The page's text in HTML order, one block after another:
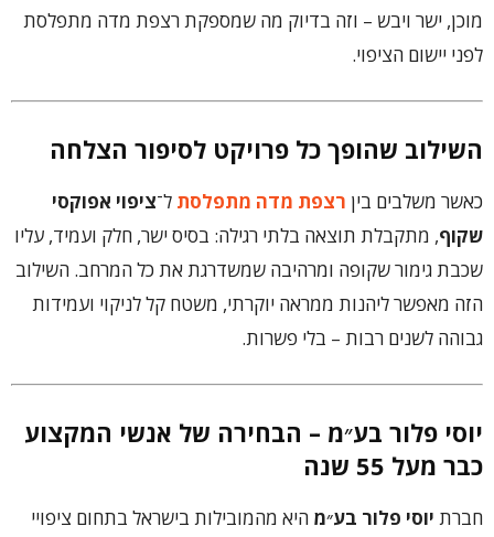
מוכן, ישר ויבש – וזה בדיוק מה שמספקת רצפת מדה מתפלסת
לפני יישום הציפוי.
השילוב שהופך כל פרויקט לסיפור הצלחה
כאשר משלבים בין רצפת מדה מתפלסת ל־ציפוי אפוקסי
שקוף, מתקבלת תוצאה בלתי רגילה: בסיס ישר, חלק ועמיד, עליו
שכבת גימור שקופה ומרהיבה שמשדרגת את כל המרחב. השילוב
הזה מאפשר ליהנות ממראה יוקרתי, משטח קל לניקוי ועמידות
גבוהה לשנים רבות – בלי פשרות.
יוסי פלור בע״מ – הבחירה של אנשי המקצוע
כבר מעל 55 שנה
חברת יוסי פלור בע״מ היא מהמובילות בישראל בתחום ציפויי